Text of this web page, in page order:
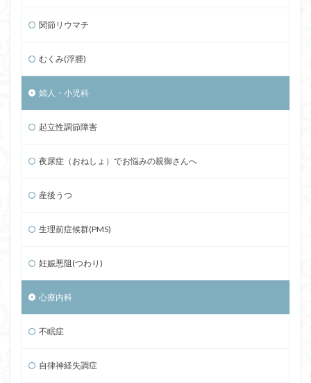
関節リウマチ
むくみ(浮腫)
婦人・小児科
起立性調節障害
夜尿症（おねしょ）でお悩みの親御さんへ
産後うつ
生理前症候群(PMS)
妊娠悪阻(つわり)
心療内科
不眠症
自律神経失調症